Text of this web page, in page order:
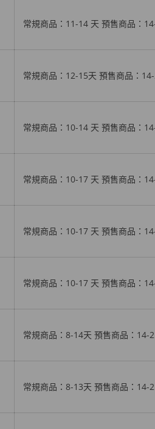
常規商品：11-14 天 預售商品 ：
常規商品：12-15天 預售商品 ：
常規商品：10-14 天 預售商品 ：
常規商品：10-17 天 預售商品 ：
常規商品：10-17 天 預售商品 ：
常規商品：10-17 天 預售商品 ：
常規商品：8-14天 預售商品 ：14-
常規商品：8-13天 預售商品 ：14-